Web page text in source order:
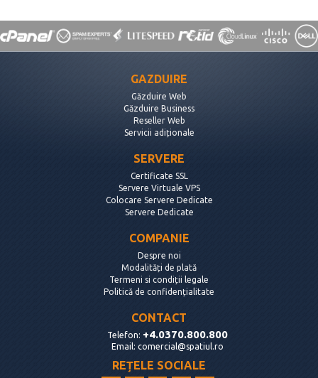
GAZDUIRE
Găzduire Web
Găzduire Business
Reseller Web
Servicii adiționale
SERVERE
Certificate SSL
Servere Virtuale VPS
Colocare Servere Dedicate
Servere Dedicate
COMPANIE
Despre noi
Modalități de plată
Termeni si condiții legale
Politică de confidențialitate
CONTACT
Telefon: +4.0370.800.800
Email: comercial@spatiul.ro
REȚELE SOCIALE